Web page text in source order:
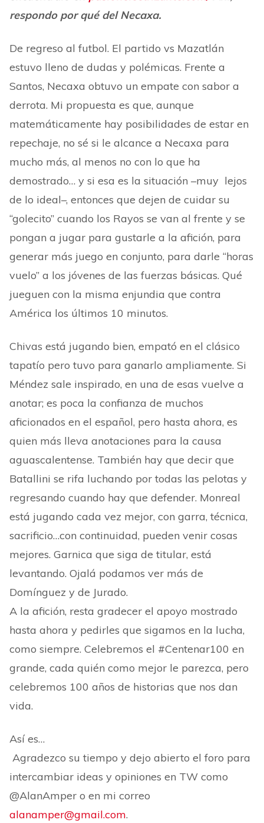
respondo por qué del Necaxa.
De regreso al futbol. El partido vs Mazatlán
estuvo lleno de dudas y polémicas. Frente a
Santos, Necaxa obtuvo un empate con sabor a
derrota. Mi propuesta es que, aunque
matemáticamente hay posibilidades de estar en
repechaje, no sé si le alcance a Necaxa para
mucho más, al menos no con lo que ha
demostrado… y si esa es la situación –muy lejos
de lo ideal–, entonces que dejen de cuidar su
“golecito” cuando los Rayos se van al frente y se
pongan a jugar para gustarle a la afición, para
generar más juego en conjunto, para darle “horas
vuelo” a los jóvenes de las fuerzas básicas. Qué
jueguen con la misma enjundia que contra
América los últimos 10 minutos.
Chivas está jugando bien, empató en el clásico
tapatío pero tuvo para ganarlo ampliamente. Si
Méndez sale inspirado, en una de esas vuelve a
anotar; es poca la confianza de muchos
aficionados en el español, pero hasta ahora, es
quien más lleva anotaciones para la causa
aguascalentense. También hay que decir que
Batallini se rifa luchando por todas las pelotas y
regresando cuando hay que defender. Monreal
está jugando cada vez mejor, con garra, técnica,
sacrificio…con continuidad, pueden venir cosas
mejores. Garnica que siga de titular, está
levantando. Ojalá podamos ver más de
Domínguez y de Jurado.
A la afición, resta gradecer el apoyo mostrado
hasta ahora y pedirles que sigamos en la lucha,
como siempre. Celebremos el #Centenar100 en
grande, cada quién como mejor le parezca, pero
celebremos 100 años de historias que nos dan
vida.
Así es…
Agradezco su tiempo y dejo abierto el foro para
intercambiar ideas y opiniones en TW como
@AlanAmper o en mi correo
alanamper@gmail.com.